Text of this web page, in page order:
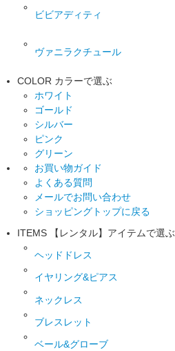
ビビアディティ
ヴァニラクチュール
COLOR カラーで選ぶ
ホワイト
ゴールド
シルバー
ピンク
グリーン
お買い物ガイド
よくある質問
メールでお問い合わせ
ショッピングトップに戻る
ITEMS
【レンタル】アイテムで選ぶ
ヘッドドレス
イヤリング&ピアス
ネックレス
ブレスレット
ベール&グローブ